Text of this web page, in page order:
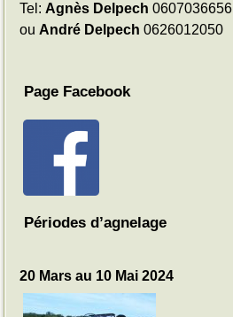
Tel:Agnès Delpech 0607036656
ouAndré Delpech 0626012050
Page Facebook
Périodes d’agnelage
20 Mars au 10 Mai 2024